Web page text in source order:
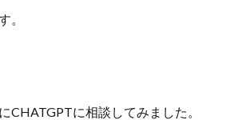
。
CHATGPTに相談してみました。